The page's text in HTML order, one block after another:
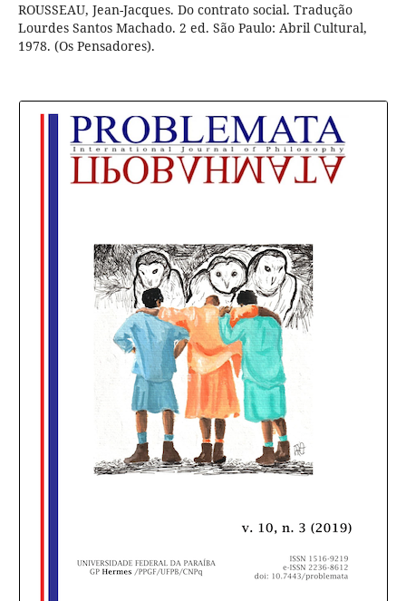
ROUSSEAU, Jean-Jacques. Do contrato social. Tradução
Lourdes Santos Machado. 2 ed. São Paulo: Abril Cultural,
1978. (Os Pensadores).